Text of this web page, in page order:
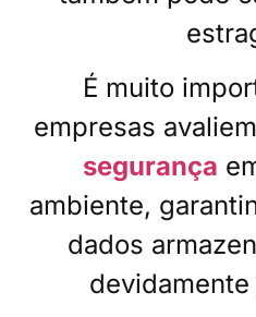
É muito
empresas
segurança
ambiente,
dados